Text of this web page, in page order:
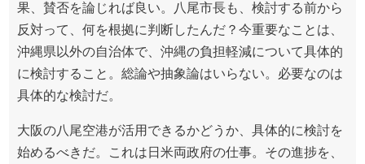
果、賛否を論じれば良い。八尾市長も、検討する前から
反対って、何を根拠に判断したんだ？今重要なことは、
沖縄県以外の自治体で、沖縄の負担軽減について具体的
に検討すること。総論や抽象論はいらない。必要なのは
具体的な検討だ。
大阪の八尾空港が活用できるかどうか、具体的に検討を
始めるべきだ。これは日米両政府の仕事。その進捗を、